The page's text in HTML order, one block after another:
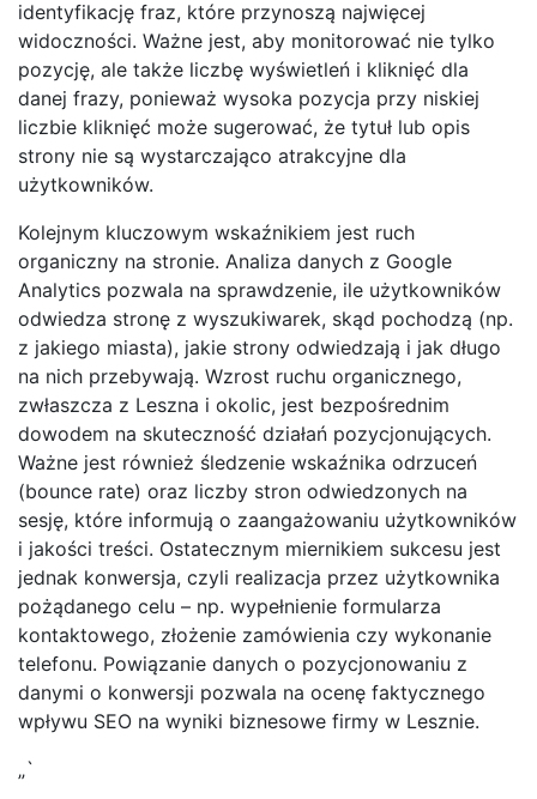
identyfikację fraz, które przynoszą najwięcej
widoczności. Ważne jest, aby monitorować nie tylko
pozycję, ale także liczbę wyświetleń i kliknięć dla
danej frazy, ponieważ wysoka pozycja przy niskiej
liczbie kliknięć może sugerować, że tytuł lub opis
strony nie są wystarczająco atrakcyjne dla
użytkowników.
Kolejnym kluczowym wskaźnikiem jest ruch
organiczny na stronie. Analiza danych z Google
Analytics pozwala na sprawdzenie, ile użytkowników
odwiedza stronę z wyszukiwarek, skąd pochodzą (np.
z jakiego miasta), jakie strony odwiedzają i jak długo
na nich przebywają. Wzrost ruchu organicznego,
zwłaszcza z Leszna i okolic, jest bezpośrednim
dowodem na skuteczność działań pozycjonujących.
Ważne jest również śledzenie wskaźnika odrzuceń
(bounce rate) oraz liczby stron odwiedzonych na
sesję, które informują o zaangażowaniu użytkowników
i jakości treści. Ostatecznym miernikiem sukcesu jest
jednak konwersja, czyli realizacja przez użytkownika
pożądanego celu – np. wypełnienie formularza
kontaktowego, złożenie zamówienia czy wykonanie
telefonu. Powiązanie danych o pozycjonowaniu z
danymi o konwersji pozwala na ocenę faktycznego
wpływu SEO na wyniki biznesowe firmy w Lesznie.
„`